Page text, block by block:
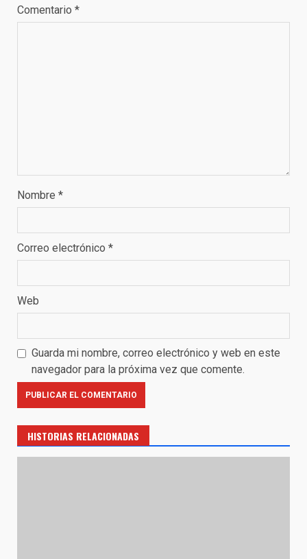
Comentario *
Nombre *
Correo electrónico *
Web
Guarda mi nombre, correo electrónico y web en este
navegador para la próxima vez que comente.
HISTORIAS RELACIONADAS